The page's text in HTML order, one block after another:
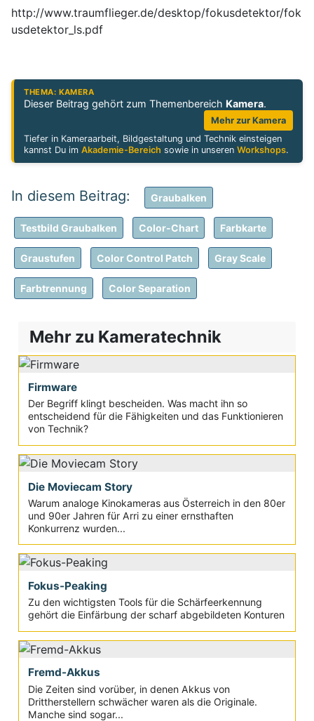
http://www.traumflieger.de/desktop/fokusdetektor/fok
usdetektor_ls.pdf
THEMA: KAMERA
Dieser Beitrag gehört zum Themenbereich Kamera.
Mehr zur Kamera
Tiefer in Kameraarbeit, Bildgestaltung und Technik einsteigen
kannst Du imAkademie-Bereich sowie in unserenWorkshops.
Graubalken
Testbild Graubalken Color-Chart Farbkarte
Graustufen Color Control Patch Gray Scale
Farbtrennung Color Separation
Mehr zu Kameratechnik
Firmware
Der Begriff klingt bescheiden. Was macht ihn so
entscheidend für die Fähigkeiten und das Funktionieren
von Technik?
Die Moviecam Story
Warum analoge Kinokameras aus Österreich in den 80er
und 90er Jahren für Arri zu einer ernsthaften
Konkurrenz wurden...
Fokus-Peaking
Zu den wichtigsten Tools für die Schärfeerkennung
gehört die Einfärbung der scharf abgebildeten Konturen
Fremd-Akkus
Die Zeiten sind vorüber, in denen Akkus von
Drittherstellern schwächer waren als die Originale.
Manche sind sogar...